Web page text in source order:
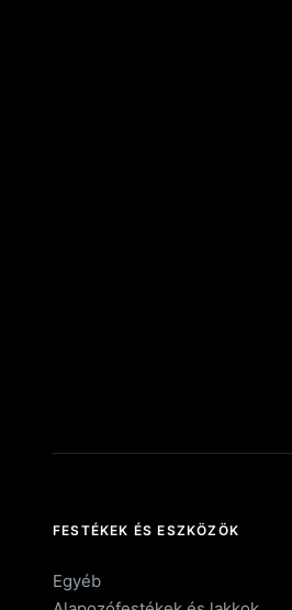
FESTÉKEK ÉS ESZKÖZÖK
Egyéb